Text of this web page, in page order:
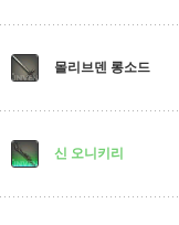
몰리브덴 롱소드
신 오니키리